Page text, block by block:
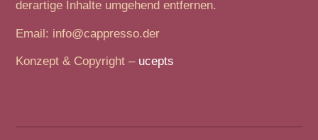
derartige Inhalte umgehend entfernen.
Email: info@cappresso.der
Konzept & Copyright – ucepts